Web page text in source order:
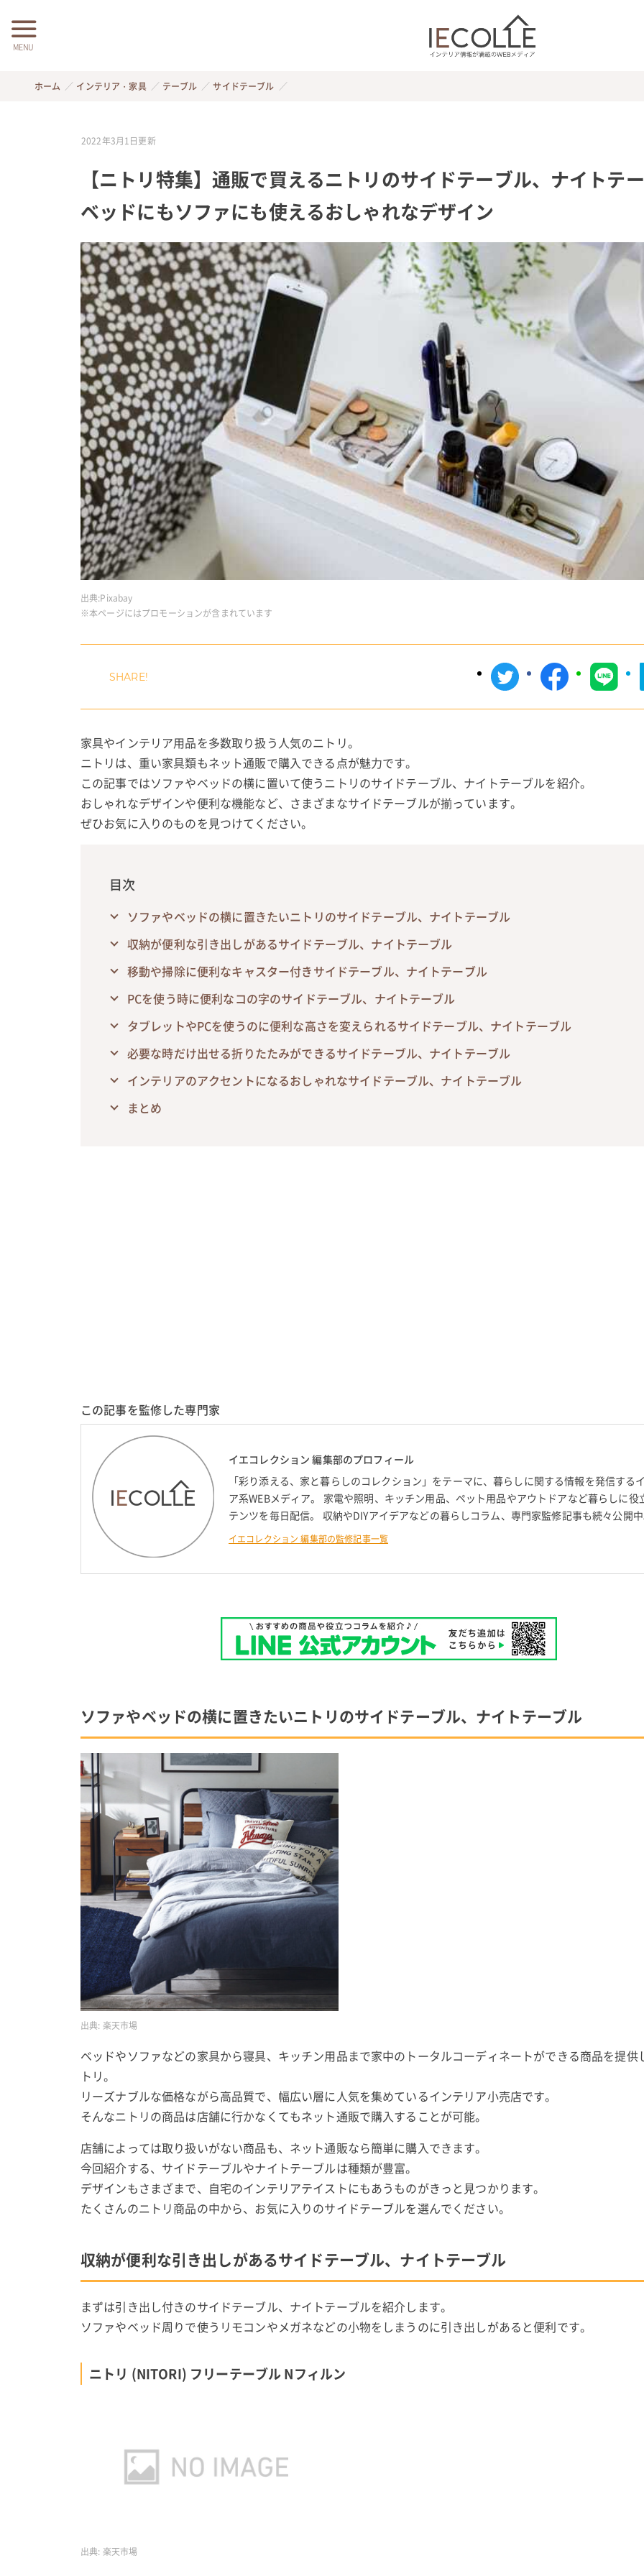
MENU
ホーム インテリア・家具 テーブル サイドテーブル
2022年3月1日更新
【ニトリ特集】通販で買えるニトリのサイドテーブル、ナイトテ
ベッドにもソファにも使えるおしゃれなデザイン
出典:Pixabay
※本ページにはプロモーションが含まれています
家具やインテリア用品を多数取り扱う人気のニトリ。
ニトリは、重い家具類もネット通販で購入できる点が魅力です。
この記事ではソファやベッドの横に置いて使うニトリのサイドテーブル、ナイトテーブルを紹介。
おしゃれなデザインや便利な機能など、さまざまなサイドテーブルが揃っています。
ぜひお気に入りのものを見つけてください。
目次
ソファやベッドの横に置きたいニトリのサイドテーブル、ナイトテーブル
収納が便利な引き出しがあるサイドテーブル、ナイトテーブル
移動や掃除に便利なキャスター付きサイドテーブル、ナイトテーブル
PCを使う時に便利なコの字のサイドテーブル、ナイトテーブル
タブレットやPCを使うのに便利な高さを変えられるサイドテーブル、ナイトテーブル
必要な時だけ出せる折りたたみができるサイドテーブル、ナイトテーブル
インテリアのアクセントになるおしゃれなサイドテーブル、ナイトテーブル
まとめ
この記事を監修した専門家
イエコレクション 編集部のプロフィール
「彩り添える、家と暮らしのコレクション」をテーマに、暮らしに関する情報を発信する
ア系WEBメディア。 家電や照明、キッチン用品、ペット用品やアウトドアなど暮らしに役
テンツを毎日配信。 収納やDIYアイデアなどの暮らしコラム、専門家監修記事も続々公開中
イエコレクション 編集部の監修記事一覧
ソファやベッドの横に置きたいニトリのサイドテーブル、ナイトテーブル
出典: 楽天市場
ベッドやソファなどの家具から寝具、キッチン用品まで家中のトータルコーディネートができる商品を提供
トリ。
リーズナブルな価格ながら高品質で、幅広い層に人気を集めているインテリア小売店です。
そんなニトリの商品は店舗に行かなくてもネット通販で購入することが可能。
店舗によっては取り扱いがない商品も、ネット通販なら簡単に購入できます。
今回紹介する、サイドテーブルやナイトテーブルは種類が豊富。
デザインもさまざまで、自宅のインテリアテイストにもあうものがきっと見つかります。
たくさんのニトリ商品の中から、お気に入りのサイドテーブルを選んでください。
収納が便利な引き出しがあるサイドテーブル、ナイトテーブル
まずは引き出し付きのサイドテーブル、ナイトテーブルを紹介します。
ソファやベッド周りで使うリモコンやメガネなどの小物をしまうのに引き出しがあると便利です。
ニトリ (NITORI) フリーテーブル Nフィルン
出典: 楽天市場